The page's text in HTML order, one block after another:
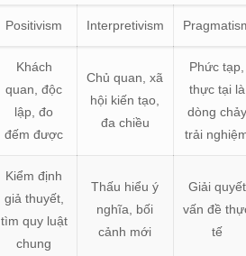
Positivism Interpretivism
Khách
quan, độc
lập, đo
đếm được
Chủ quan, xã
hội kiến tạo,
đa chiều
Phức tạp,
thực tại là
dòng chảy
trải
Kiểm định
giả thuyết,
tìm quy luật
chung
Thấu hiểu ý
nghĩa, bối
cảnh mới
Giải quyết
vấn đề
tế